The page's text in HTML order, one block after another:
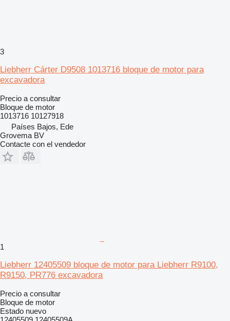
3
Liebherr Cárter D9508 1013716 bloque de motor para
excavadora
Precio a consultar
Bloque de motor
1013716 10127918
Países Bajos, Ede
Grovema BV
Contacte con el vendedor
1
Liebherr 12405509 bloque de motor para Liebherr R9100,
R9150, PR776 excavadora
Precio a consultar
Bloque de motor
Estado nuevo